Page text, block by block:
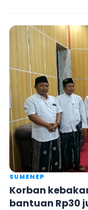
SUMENEP
Korban
bantuan Rp30